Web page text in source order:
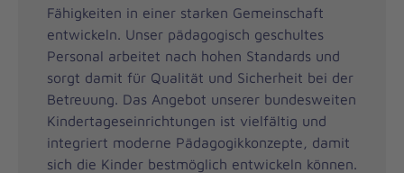
Fähigkeiten in einer starken Gemeinschaft
entwickeln. Unser pädagogisch geschultes
Personal arbeitet nach hohen Standards und
sorgt damit für Qualität und Sicherheit bei der
Betreuung. Das Angebot unserer bundesweiten
Kindertageseinrichtungen ist vielfältig und
integriert moderne Pädagogikkonzepte, damit
sich die Kinder bestmöglich entwickeln können.